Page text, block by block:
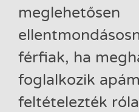
meglehetősen
férfiak, ha
foglalkozik
feltételezték